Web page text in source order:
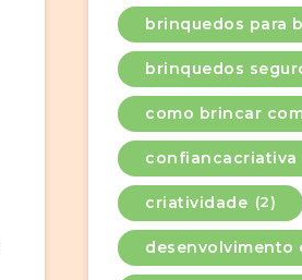
brinquedos para
brinquedos
como brincar
confiancacriativa
criatividade (2)
desenvolvimento